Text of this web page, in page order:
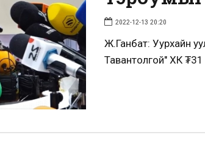
2022-12-13 20:20
Ж.Ганбат: Уурхайн
Тавантолгой" ХК